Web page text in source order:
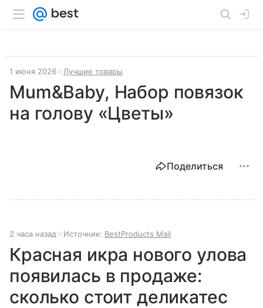
1 июня 2026 Лучшие товары
Mum&Baby, Набор повязок
на голову «Цветы»
Поделиться
2 часа назад Источник: BestProducts Mail
Красная икра нового улова
появилась в продаже:
сколько стоит деликатес